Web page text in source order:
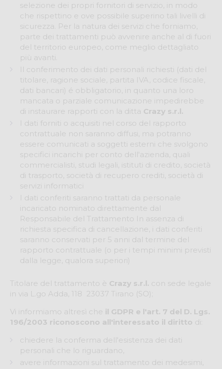
selezione dei propri fornitori di servizio, in modo
che rispettino e ove possibile superino tali livelli di
sicurezza. Per la natura dei servizi che forniamo,
parte dei trattamenti può avvenire anche al di fuori
del territorio europeo, come meglio dettagliato
più avanti.
Il conferimento dei dati personali richiesti (dati del
titolare, ragione sociale, partita IVA, codice fiscale,
dati bancari) é obbligatorio, in quanto una loro
mancata o parziale comunicazione impedirebbe
di instaurare rapporti con la ditta Crazy s.r.l.
I dati forniti o acquisiti nel corso del rapporto
contrattuale non saranno diffusi, ma potranno
essere comunicati a soggetti esterni che svolgono
specifici incarichi per conto dell'azienda, quali
commercialisti, studi legali, istituti di credito, società
di trasporto, società di recupero crediti, società di
servizi informatici
I dati conferiti saranno trattati da personale
incaricato nominato direttamente dal
Responsabile del Trattamento In assenza di
richiesta specifica di cancellazione, i dati conferiti
saranno conservati per 5 anni dal termine del
rapporto contrattuale (o per i tempi minimi previsti
dalla legge, qualora superiori)
Titolare del trattamento è Crazy s.r.l. con sede legale
in via L.go Adda, 118 ­ 23037 Tirano (SO);
Vi informiamo altresì che il GDPR e l'art. 7 del D. Lgs.
196/2003 riconoscono all'interessato il diritto di:
chiedere la conferma dell'esistenza dei dati
personali che lo riguardano,
avere informazioni sul trattamento dei medesimi,